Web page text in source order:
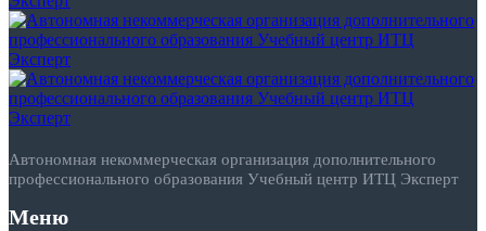
Автономная некоммерческая организация дополнительного
профессионального образования Учебный центр ИТЦ Эксперт
Меню